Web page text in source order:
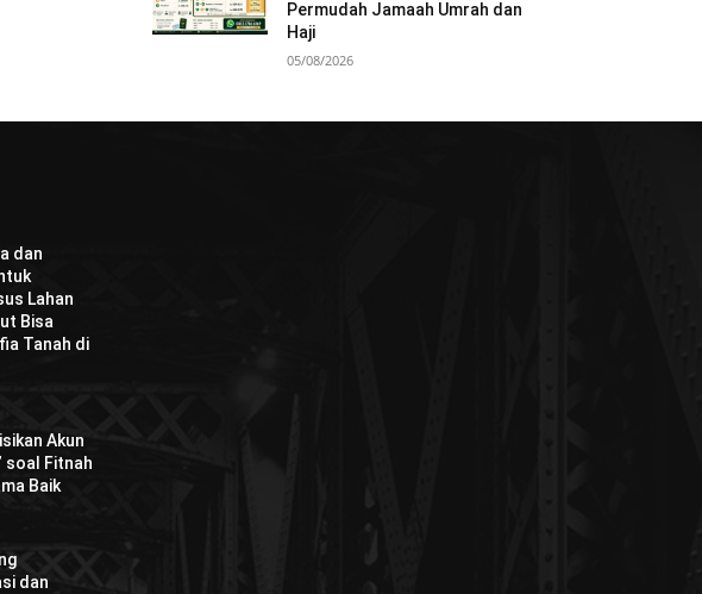
Permudah Jamaah Umrah dan
Haji
05/08/2026
dan
Lahan
Bisa
Tanah di
Akun
soal Fitnah
Baik
dan